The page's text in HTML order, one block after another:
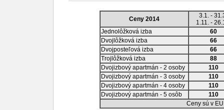
Ceny 2014
3.1. -
1.11. -
Jednolôžková izba
60
Dvojlôžková izba
66
Dvojposteľová izba
66
Trojlôžková izba
88
Dvojizbový apartmán - 2 osoby
110
Dvojizbový apartmán - 3 osoby
110
Dvojizbový apartmán - 4 osoby
110
Dvojizbový apartmán - 5 osôb
110
Ceny sú v